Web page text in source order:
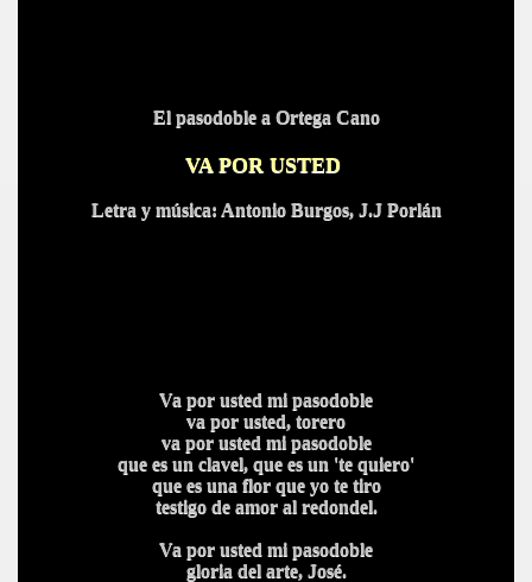
El pasodoble a Ortega Cano
VA POR USTED
Letra y música: Antonio Burgos, J.J Porlán
Va por usted mi pasodoble
va por usted, torero
va por usted mi pasodoble
que es un clavel, que es un 'te quiero'
que es una flor que yo te tiro
testigo de amor al redondel.
Va por usted mi pasodoble
gloria del arte, José.